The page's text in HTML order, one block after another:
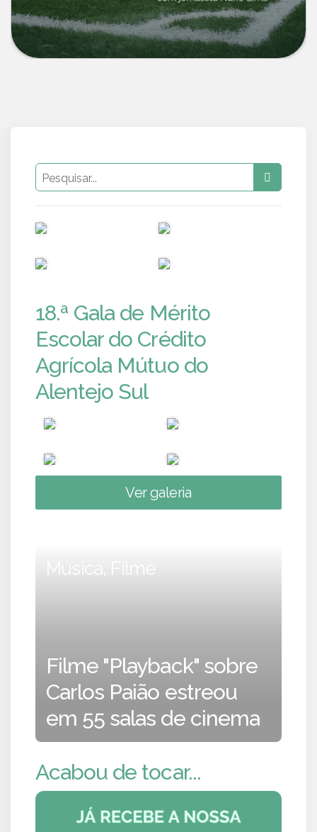
18.ª Gala de Mérito
Escolar do Crédito
Agrícola Mútuo do
Alentejo Sul
Ver galeria
Música, Filme
Filme "Playback" sobre
Carlos Paião estreou
em 55 salas de cinema
Acabou de tocar...